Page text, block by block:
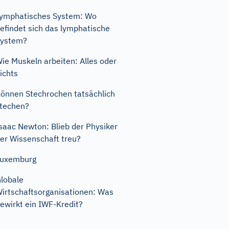
System: Wo
sich das lymphatische
Muskeln arbeiten: Alles oder
Stechrochen tatsächlich
Newton: Blieb der Physiker
Wissenschaft treu?
Was
ein IWF-Kredit?